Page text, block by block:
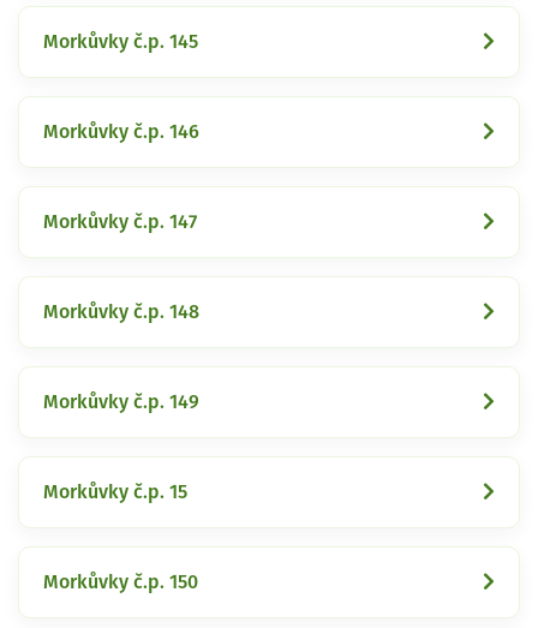
Morkůvky č.p. 145
Morkůvky č.p. 146
Morkůvky č.p. 147
Morkůvky č.p. 148
Morkůvky č.p. 149
Morkůvky č.p. 15
Morkůvky č.p. 150